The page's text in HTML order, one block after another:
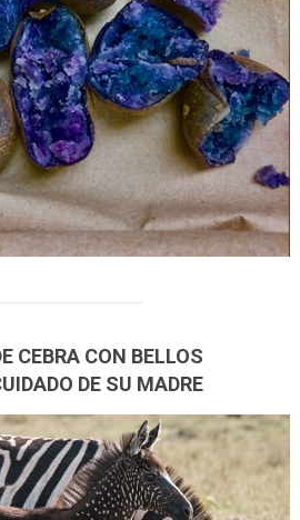
CEBRA CON BELLOS
DE SU MADRE